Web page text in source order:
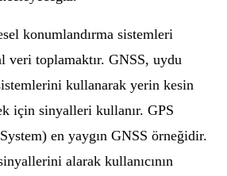
konumlandırma sistemleri
veri toplamaktır. GNSS, uydu
kullanarak yerin kesin
için sinyalleri kullanır. GPS
en yaygın GNSS örneğidir.
alarak kullanıcının